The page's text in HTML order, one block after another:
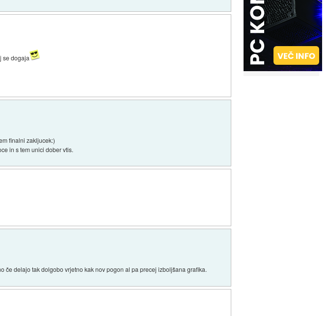
se dogaja
finalni zakljucek:)
in s tem unici dober vtis.
če delajo tak dolgobo vrjetno kak nov pogon al pa precej izboljšana grafika.